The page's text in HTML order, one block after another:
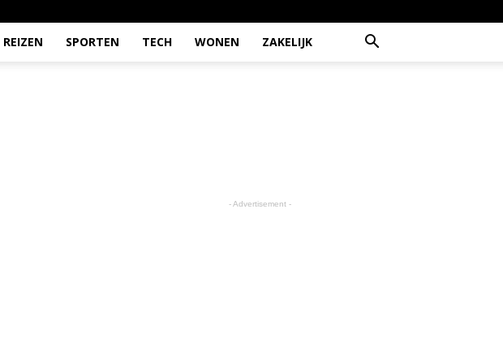
REIZEN SPORTEN TECH WONEN ZAKELIJK
- Advertisement -